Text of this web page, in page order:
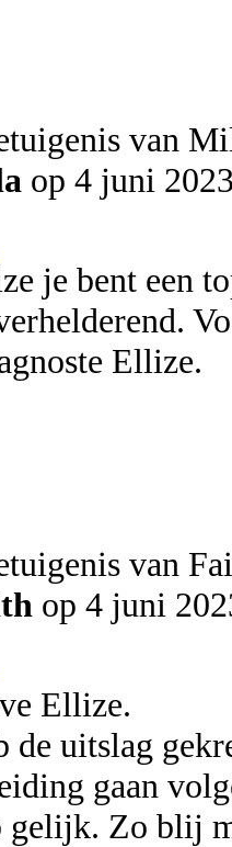
op 4 juni
je bent een
Ellize.
op 4 juni
Ellize.
de uitslag
gaan
gelijk. Zo blij